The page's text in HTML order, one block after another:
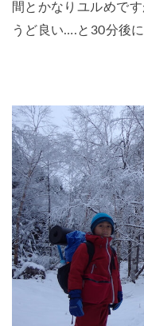
間とかなりユルめで
うど良い….と30分後